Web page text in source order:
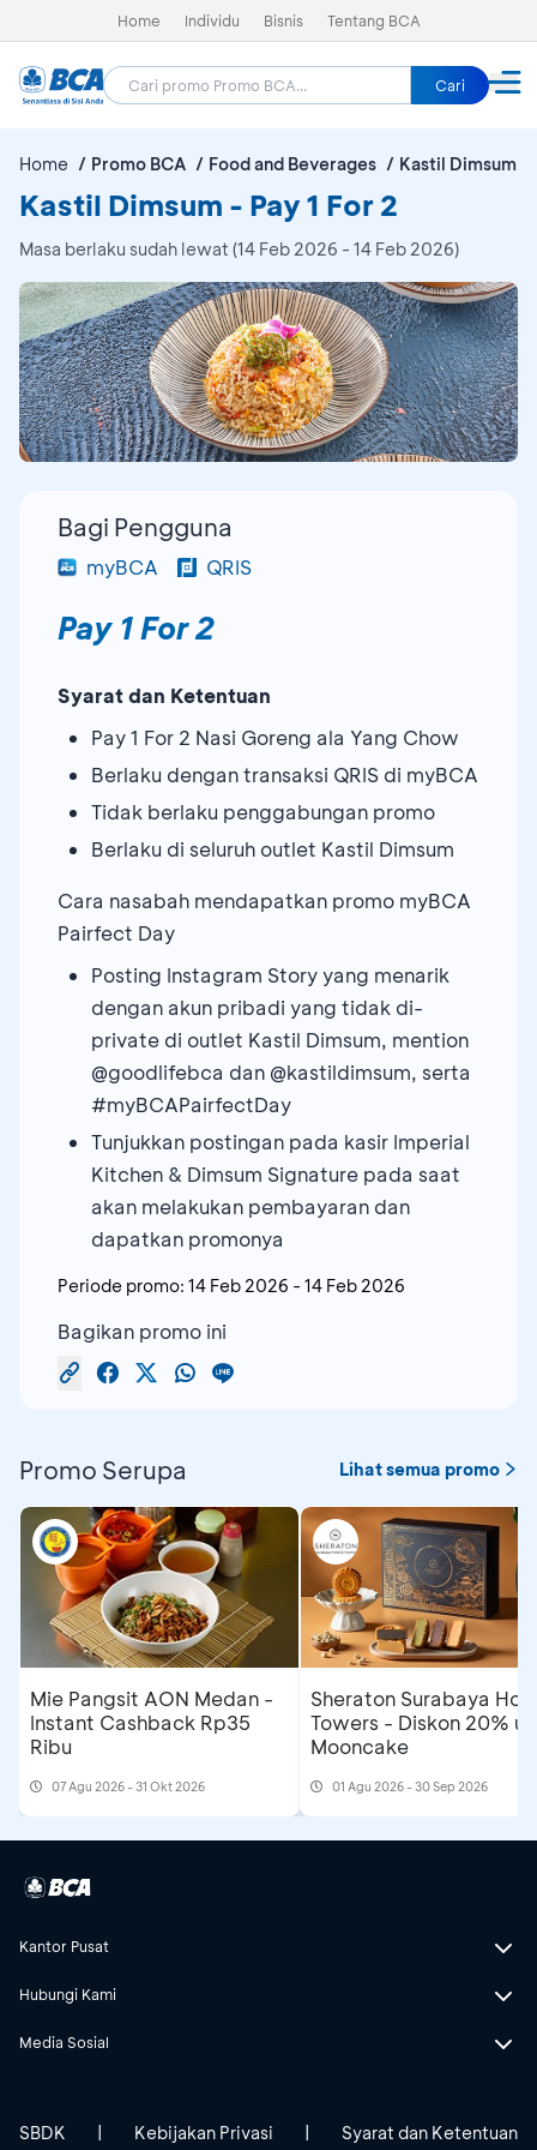
Home Individu Bisnis Tentang BCA
Cari
Home Promo BCA Food and Beverages Kastil Dimsum
Kastil Dimsum - Pay 1 For 2
Masa berlaku sudah lewat (14 Feb 2026 - 14 Feb 2026)
Bagi Pengguna
myBCA QRIS
Pay 1 For 2
Syarat dan Ketentuan
Pay 1 For 2 Nasi Goreng ala Yang Chow
Berlaku dengan transaksi QRIS di myBCA
Tidak berlaku penggabungan promo
Berlaku di seluruh outlet Kastil Dimsum
Cara nasabah mendapatkan promo myBCA
Pairfect Day
Posting Instagram Story yang menarik
dengan akun pribadi yang tidak di-
private di outlet Kastil Dimsum, mention
@goodlifebca dan @kastildimsum, serta
#myBCAPairfectDay
Tunjukkan postingan pada kasir Imperial
Kitchen & Dimsum Signature pada saat
akan melakukan pembayaran dan
dapatkan promonya
Periode promo: 14 Feb 2026 - 14 Feb 2026
Bagikan promo ini
Promo Serupa Lihat semua promo
Mie Pangsit AON Medan -
Instant Cashback Rp35
Ribu
07 Agu 2026 - 31 Okt 2026
Sheraton Surabaya
Towers - Diskon 20%
Mooncake
01 Agu 2026 - 30 Sep 2026
Kantor Pusat
Hubungi Kami
Media Sosial
SBDK | Kebijakan Privasi | Syarat dan Ketentuan